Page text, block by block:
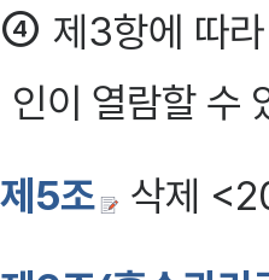
④ 제3항에 따
인이 열람할 수
제5조
삭제